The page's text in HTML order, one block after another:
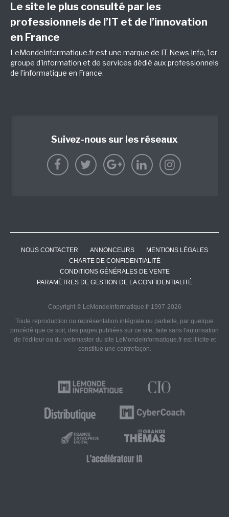
Le site le plus consulté par les
professionnels de l’IT et de l’innovation
en France
LeMondeInformatique.fr est une marque de IT News Info, 1er
groupe d'information et de services dédié aux professionnels
de l'informatique en France.
Suivez-nous sur les réseaux
NOUS CONTACTER ANNONCEURS
MENTIONS LÉGALES
CHARTE DE CONFIDENTIALITÉ
CONDITIONS GÉNÉRALES DE VENTE
PARAMÈTRES DE GESTION DE LA CONFIDENTIALITÉ
Copyright © LeMondeInformatique.fr 1997-2026
Toute reproduction ou représentation intégrale ou partielle, par quelque
procédé que ce soit, des pages publiées sur ce site, faite sans l'autorisation
de l'éditeur ou du webmaster du site LeMondeInformatique.fr est illicite et
constitue une contrefaçon.